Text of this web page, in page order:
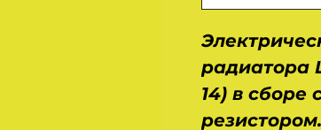
радиатора
14) в сборе